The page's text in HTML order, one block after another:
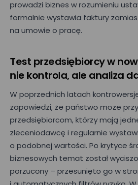
prowadzi biznes w rozumieniu
formalnie wystawia faktury
na umowie o pracę.
Test przedsiębiorcy w
nie kontrola, ale analiza
W poprzednich latach
zapowiedzi, że państwo może
przedsiębiorcom, którzy mają
zleceniodawcę i regularnie
o podobnej wartości. Po krytyce
biznesowych temat został
porzucony – przesunięto go w